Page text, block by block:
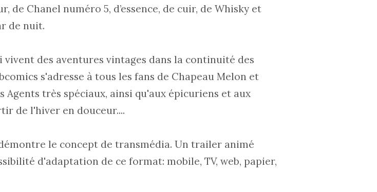
de Chanel numéro 5, d’essence, de cuir, de Whisky et
de nuit.
vivent des aventures vintages dans la continuité des
s'adresse à tous les fans de Chapeau Melon et
très spéciaux, ainsi qu'aux épicuriens et aux
de l'hiver en douceur....
le concept de transmédia. Un trailer animé
d'adaptation de ce format: mobile, TV, web, papier,